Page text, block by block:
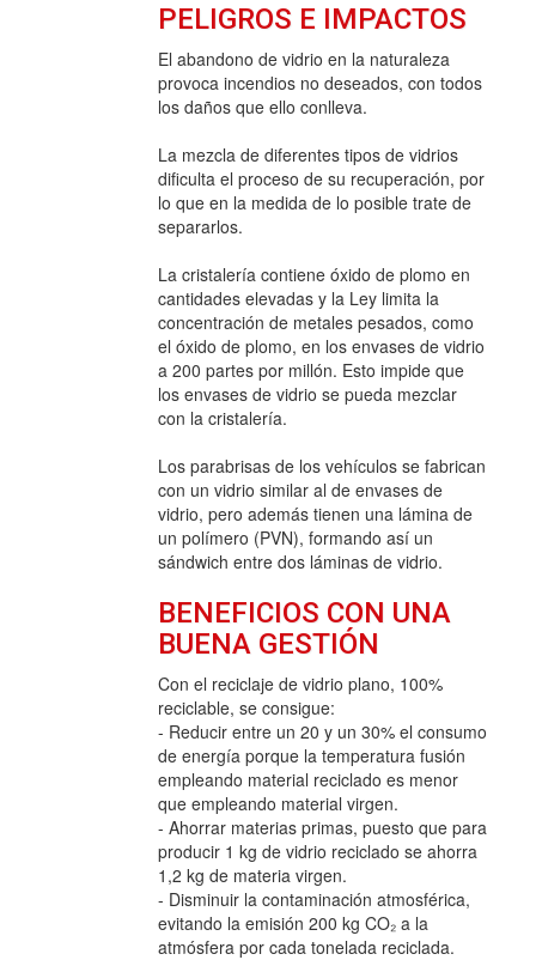
PELIGROS E IMPACTOS
El abandono de vidrio en la naturaleza
provoca incendios no deseados, con todos
los daños que ello conlleva.
La mezcla de diferentes tipos de vidrios
dificulta el proceso de su recuperación, por
lo que en la medida de lo posible trate de
separarlos.
La cristalería contiene óxido de plomo en
cantidades elevadas y la Ley limita la
concentración de metales pesados, como
el óxido de plomo, en los envases de vidrio
a 200 partes por millón. Esto impide que
los envases de vidrio se pueda mezclar
con la cristalería.
Los parabrisas de los vehículos se fabrican
con un vidrio similar al de envases de
vidrio, pero además tienen una lámina de
un polímero (PVN), formando así un
sándwich entre dos láminas de vidrio.
BENEFICIOS CON UNA
BUENA GESTIÓN
Con el reciclaje de vidrio plano, 100%
reciclable, se consigue:
- Reducir entre un 20 y un 30% el consumo
de energía porque la temperatura fusión
empleando material reciclado es menor
que empleando material virgen.
- Ahorrar materias primas, puesto que para
producir 1 kg de vidrio reciclado se ahorra
1,2 kg de materia virgen.
- Disminuir la contaminación atmosférica,
evitando la emisión 200 kg CO₂ a la
atmósfera por cada tonelada reciclada.